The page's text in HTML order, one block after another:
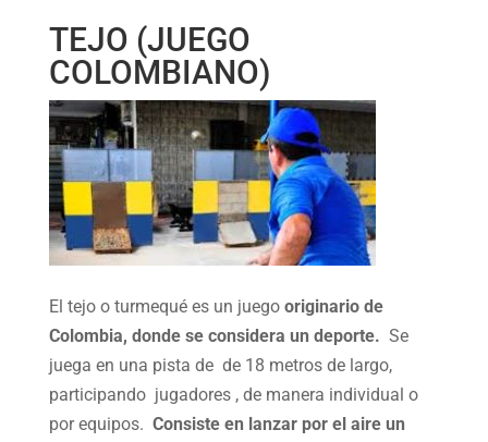
TEJO (JUEGO
COLOMBIANO)
El tejo o turmequé es un juego originario de
Colombia, donde se considera un deporte. Se
juega en una pista de de 18 metros de largo,
participando jugadores , de manera individual o
por equipos. Consiste en lanzar por el aire un